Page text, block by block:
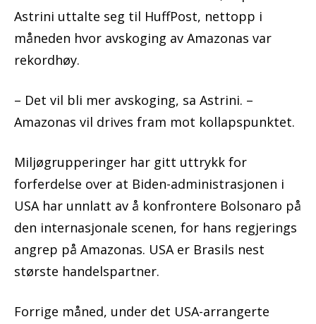
Astrini uttalte seg til HuffPost, nettopp i
måneden hvor avskoging av Amazonas var
rekordhøy.
– Det vil bli mer avskoging, sa Astrini. –
Amazonas vil drives fram mot kollapspunktet.
Miljøgrupperinger har gitt uttrykk for
forferdelse over at Biden-administrasjonen i
USA har unnlatt av å konfrontere Bolsonaro på
den internasjonale scenen, for hans regjerings
angrep på Amazonas. USA er Brasils nest
største handelspartner.
Forrige måned, under det USA-arrangerte